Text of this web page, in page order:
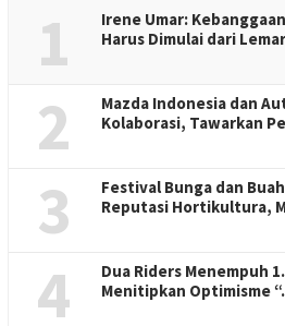
1
Irene Umar:
Harus Dimulai dari
2
Mazda Indonesia dan
Kolaborasi, Tawarkan
3
Festival Bunga dan
Reputasi Hortikultura,
4
Dua Riders Menempuh
Menitipkan Optimisme